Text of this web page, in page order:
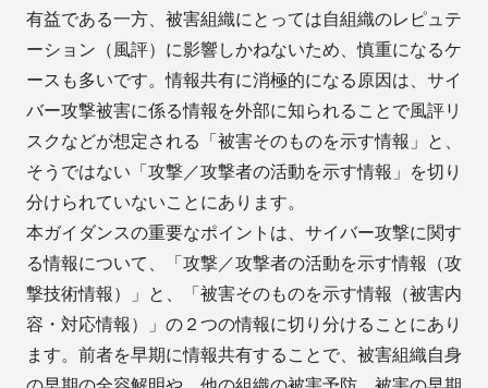
有益である一方、被害組織にとっては自組織のレピュテ
ーション（風評）に影響しかねないため、慎重になるケ
ースも多いです。情報共有に消極的になる原因は、サイ
バー攻撃被害に係る情報を外部に知られることで風評リ
スクなどが想定される「被害そのものを示す情報」と、
そうではない「攻撃／攻撃者の活動を示す情報」を切り
分けられていないことにあります。
本ガイダンスの重要なポイントは、サイバー攻撃に関す
る情報について、「攻撃／攻撃者の活動を示す情報（攻
撃技術情報）」と、「被害そのものを示す情報（被害内
容・対応情報）」の２つの情報に切り分けることにあり
ます。前者を早期に情報共有することで、被害組織自身